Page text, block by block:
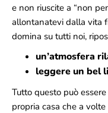
e non riuscite a “non
allontanatevi dalla vita
domina su tutti noi,
un’atmosfera
leggere un bel
Tutto questo può
propria casa che a